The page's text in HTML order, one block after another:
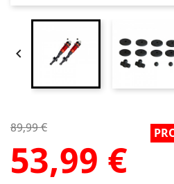

89,99 €
53,99 €